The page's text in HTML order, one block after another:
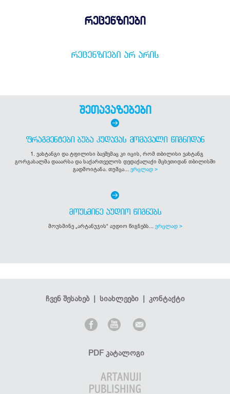
რეცენზიები
ᲠᲔᲪᲔᲜᲖᲘᲔᲑᲘ ᲐᲠ ᲐᲠᲘᲡ
შეთავაზებები
ᲤᲠᲐᲒᲛᲔᲜᲢᲔᲑᲘ ᲑᲣᲑᲐ ᲙᲣᲓᲐᲕᲐᲡ ᲛᲝᲛᲐᲕᲐᲚᲘ ᲬᲘᲒᲜᲘᲓᲐᲜ
1. ვახტანგი და ტფილისი ბავშვმაც კი იცის, რომ თბილისი ვახტანგ
გორგასალმა დააარსა და საქართველოს დედაქალაქი მცხეთიდან თბილისში
გადმოიტანა. თუმცა... ვრცლად >
ᲛᲝᲣᲡᲛᲘᲜᲔ ᲐᲣᲓᲘᲝ ᲬᲘᲒᲜᲔᲑᲡ
მოუსმინე „არტანუჯის“ აუდიო წიგნებს... ვრცლად >
ჩვენ შესახებ| სიახლეები| კონტაქტი
PDF კატალოგი